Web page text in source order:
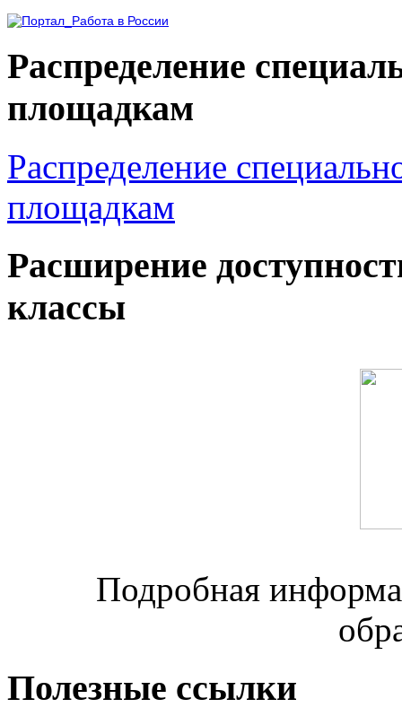
Распределение
площадкам
Распределение
площадкам
Расширение
классы
Подробная
Полезные ссылки